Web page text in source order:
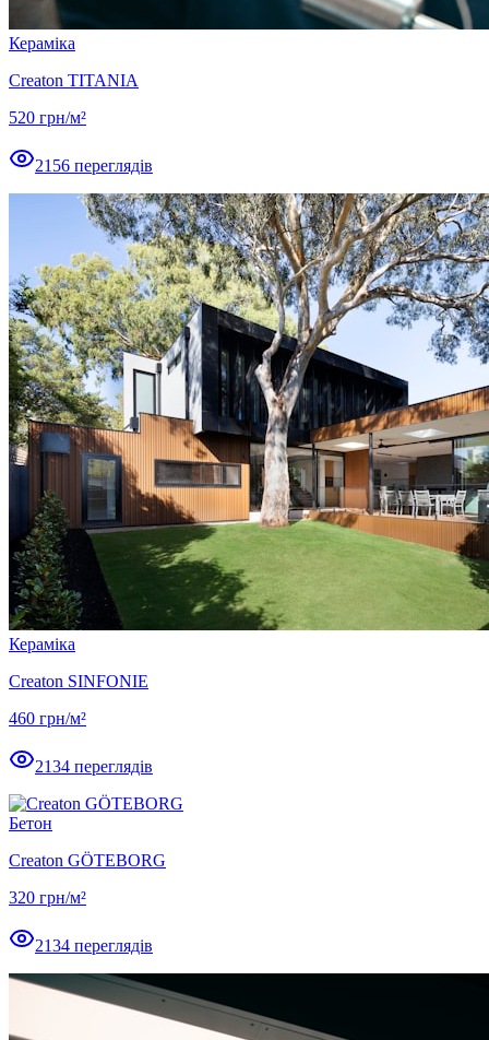
Кераміка
Creaton TITANIA
520 грн/м²
2156 переглядів
Кераміка
Creaton SINFONIE
460 грн/м²
2134 переглядів
Бетон
Creaton GÖTEBORG
320 грн/м²
2134 переглядів